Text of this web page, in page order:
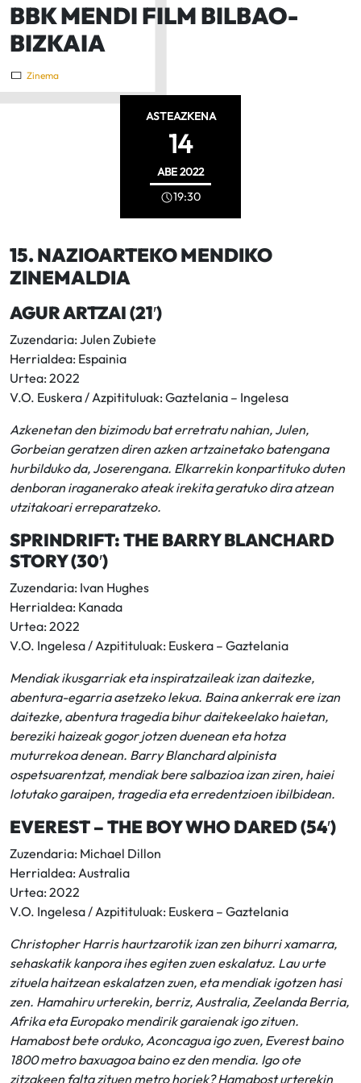
BBK MENDI FILM BILBAO-
BIZKAIA
Zinema
ASTEAZKENA
14
ABE2022
19:30
15. NAZIOARTEKO MENDIKO
ZINEMALDIA
AGUR ARTZAI (21′)
Zuzendaria: Julen Zubiete
Herrialdea: Espainia
Urtea: 2022
V.O. Euskera / Azpitituluak: Gaztelania – Ingelesa
Azkenetan den bizimodu bat erretratu nahian, Julen,
Gorbeian geratzen diren azken artzainetako batengana
hurbilduko da, Joserengana. Elkarrekin konpartituko duten
denboran iraganerako ateak irekita geratuko dira atzean
utzitakoari erreparatzeko.
SPRINDRIFT: THE BARRY BLANCHARD
STORY (30′)
Zuzendaria: Ivan Hughes
Herrialdea: Kanada
Urtea: 2022
V.O. Ingelesa / Azpitituluak: Euskera – Gaztelania
Mendiak ikusgarriak eta inspiratzaileak izan daitezke,
abentura-egarria asetzeko lekua. Baina ankerrak ere izan
daitezke, abentura tragedia bihur daitekeelako haietan,
bereziki haizeak gogor jotzen duenean eta hotza
muturrekoa denean. Barry Blanchard alpinista
ospetsuarentzat, mendiak bere salbazioa izan ziren, haiei
lotutako garaipen, tragedia eta erredentzioen ibilbidean.
EVEREST – THE BOY WHO DARED (54′)
Zuzendaria: Michael Dillon
Herrialdea: Australia
Urtea: 2022
V.O. Ingelesa / Azpitituluak: Euskera – Gaztelania
Christopher Harris haurtzarotik izan zen bihurri xamarra,
sehaskatik kanpora ihes egiten zuen eskalatuz. Lau urte
zituela haitzean eskalatzen zuen, eta mendiak igotzen hasi
zen. Hamahiru urterekin, berriz, Australia, Zeelanda Berria,
Afrika eta Europako mendirik garaienak igo zituen.
Hamabost bete orduko, Aconcagua igo zuen, Everest baino
1800 metro baxuagoa baino ez den mendia. Igo ote
zitzakeen falta zituen metro horiek? Hamabost urterekin